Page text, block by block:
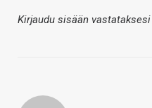
Kirjaudu sisään vastataksesi